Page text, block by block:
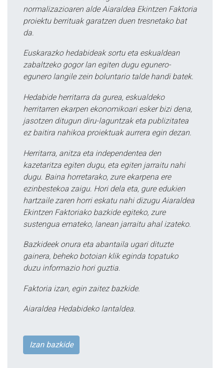
normalizazioaren alde Aiaraldea Ekintzen Faktoria
proiektu berrituak garatzen duen tresnetako bat
da.
Euskarazko hedabideak sortu eta eskualdean
zabaltzeko gogor lan egiten dugu egunero-
egunero langile zein boluntario talde handi batek.
Hedabide herritarra da gurea, eskualdeko
herritarren ekarpen ekonomikoari esker bizi dena,
jasotzen ditugun diru-laguntzak eta publizitatea
ez baitira nahikoa proiektuak aurrera egin dezan.
Herritarra, anitza eta independentea den
kazetaritza egiten dugu, eta egiten jarraitu nahi
dugu. Baina horretarako, zure ekarpena ere
ezinbestekoa zaigu. Hori dela eta, gure edukien
hartzaile zaren horri eskatu nahi dizugu Aiaraldea
Ekintzen Faktoriako bazkide egiteko, zure
sustengua emateko, lanean jarraitu ahal izateko.
Bazkideek onura eta abantaila ugari dituzte
gainera, beheko botoian klik eginda topatuko
duzu informazio hori guztia.
Faktoria izan, egin zaitez bazkide.
Aiaraldea Hedabideko lantaldea.
Izan bazkide